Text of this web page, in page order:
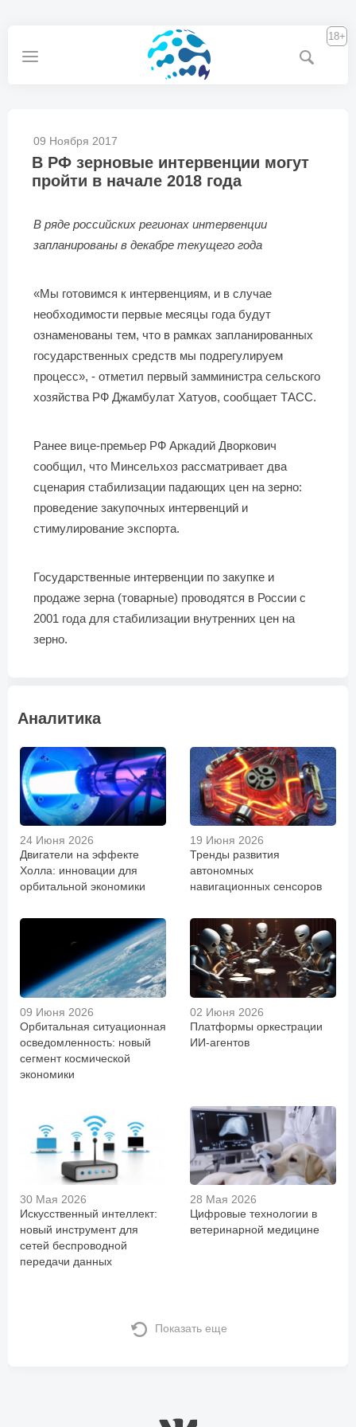
18+
09 Ноября 2017
В РФ зерновые интервенции могут
пройти в начале 2018 года
В ряде российских регионах интервенции
запланированы в декабре текущего года
«Мы готовимся к интервенциям, и в случае
необходимости первые месяцы года будут
ознаменованы тем, что в рамках запланированных
государственных средств мы подрегулируем
процесс», - отметил первый замминистра сельского
хозяйства РФ Джамбулат Хатуов, сообщает ТАСС.
Ранее вице-премьер РФ Аркадий Дворкович
сообщил, что Минсельхоз рассматривает два
сценария стабилизации падающих цен на зерно:
проведение закупочных интервенций и
стимулирование экспорта.
Государственные интервенции по закупке и
продаже зерна (товарные) проводятся в России с
2001 года для стабилизации внутренних цен на
зерно.
Аналитика
24 Июня 2026
Двигатели на эффекте
Холла: инновации для
орбитальной экономики
19 Июня 2026
Тренды развития
автономных
навигационных сенсоров
09 Июня 2026
Орбитальная ситуационная
осведомленность: новый
сегмент космической
экономики
02 Июня 2026
Платформы оркестрации
ИИ-агентов
30 Мая 2026
Искусственный интеллект:
новый инструмент для
сетей беспроводной
передачи данных
28 Мая 2026
Цифровые технологии в
ветеринарной медицине
Показать еще